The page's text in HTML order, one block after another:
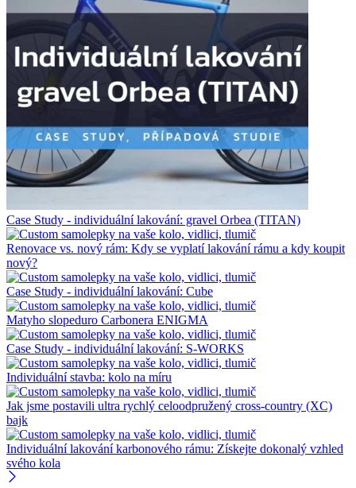
Case Study - individuální lakování: gravel Orbea (TITAN)
Renovace vs. nový rám: Kdy se vyplatí lakování rámu a kdy koupit
nový?
Case Study - individuální lakování: Cube
Matyho slopeduro Carbonera ENIGMA
Case Study - individuální lakování: S-WORKS
Individuální stavba: kolo na míru
Jak jsme postavili ultra rychlý celoodpružený cross-country (XC)
bajk
Individuální lakování karbonového rámu: Získejte dokonalý vzhled
svého kola